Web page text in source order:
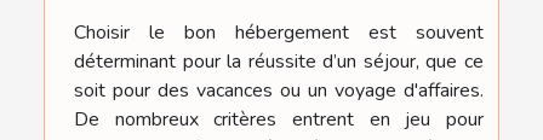
Choisir le bon hébergement est souvent
déterminant pour la réussite d’un séjour, que ce
soit pour des vacances ou un voyage d'affaires.
De nombreux critères entrent en jeu pour